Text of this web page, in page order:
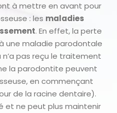
à mettre en avant pour
: les maladies
. En effet, la perte
une maladie parodontale
n’a pas reçu le traitement
la parodontite peuvent
en commençant
de la racine dentaire).
et ne peut plus maintenir